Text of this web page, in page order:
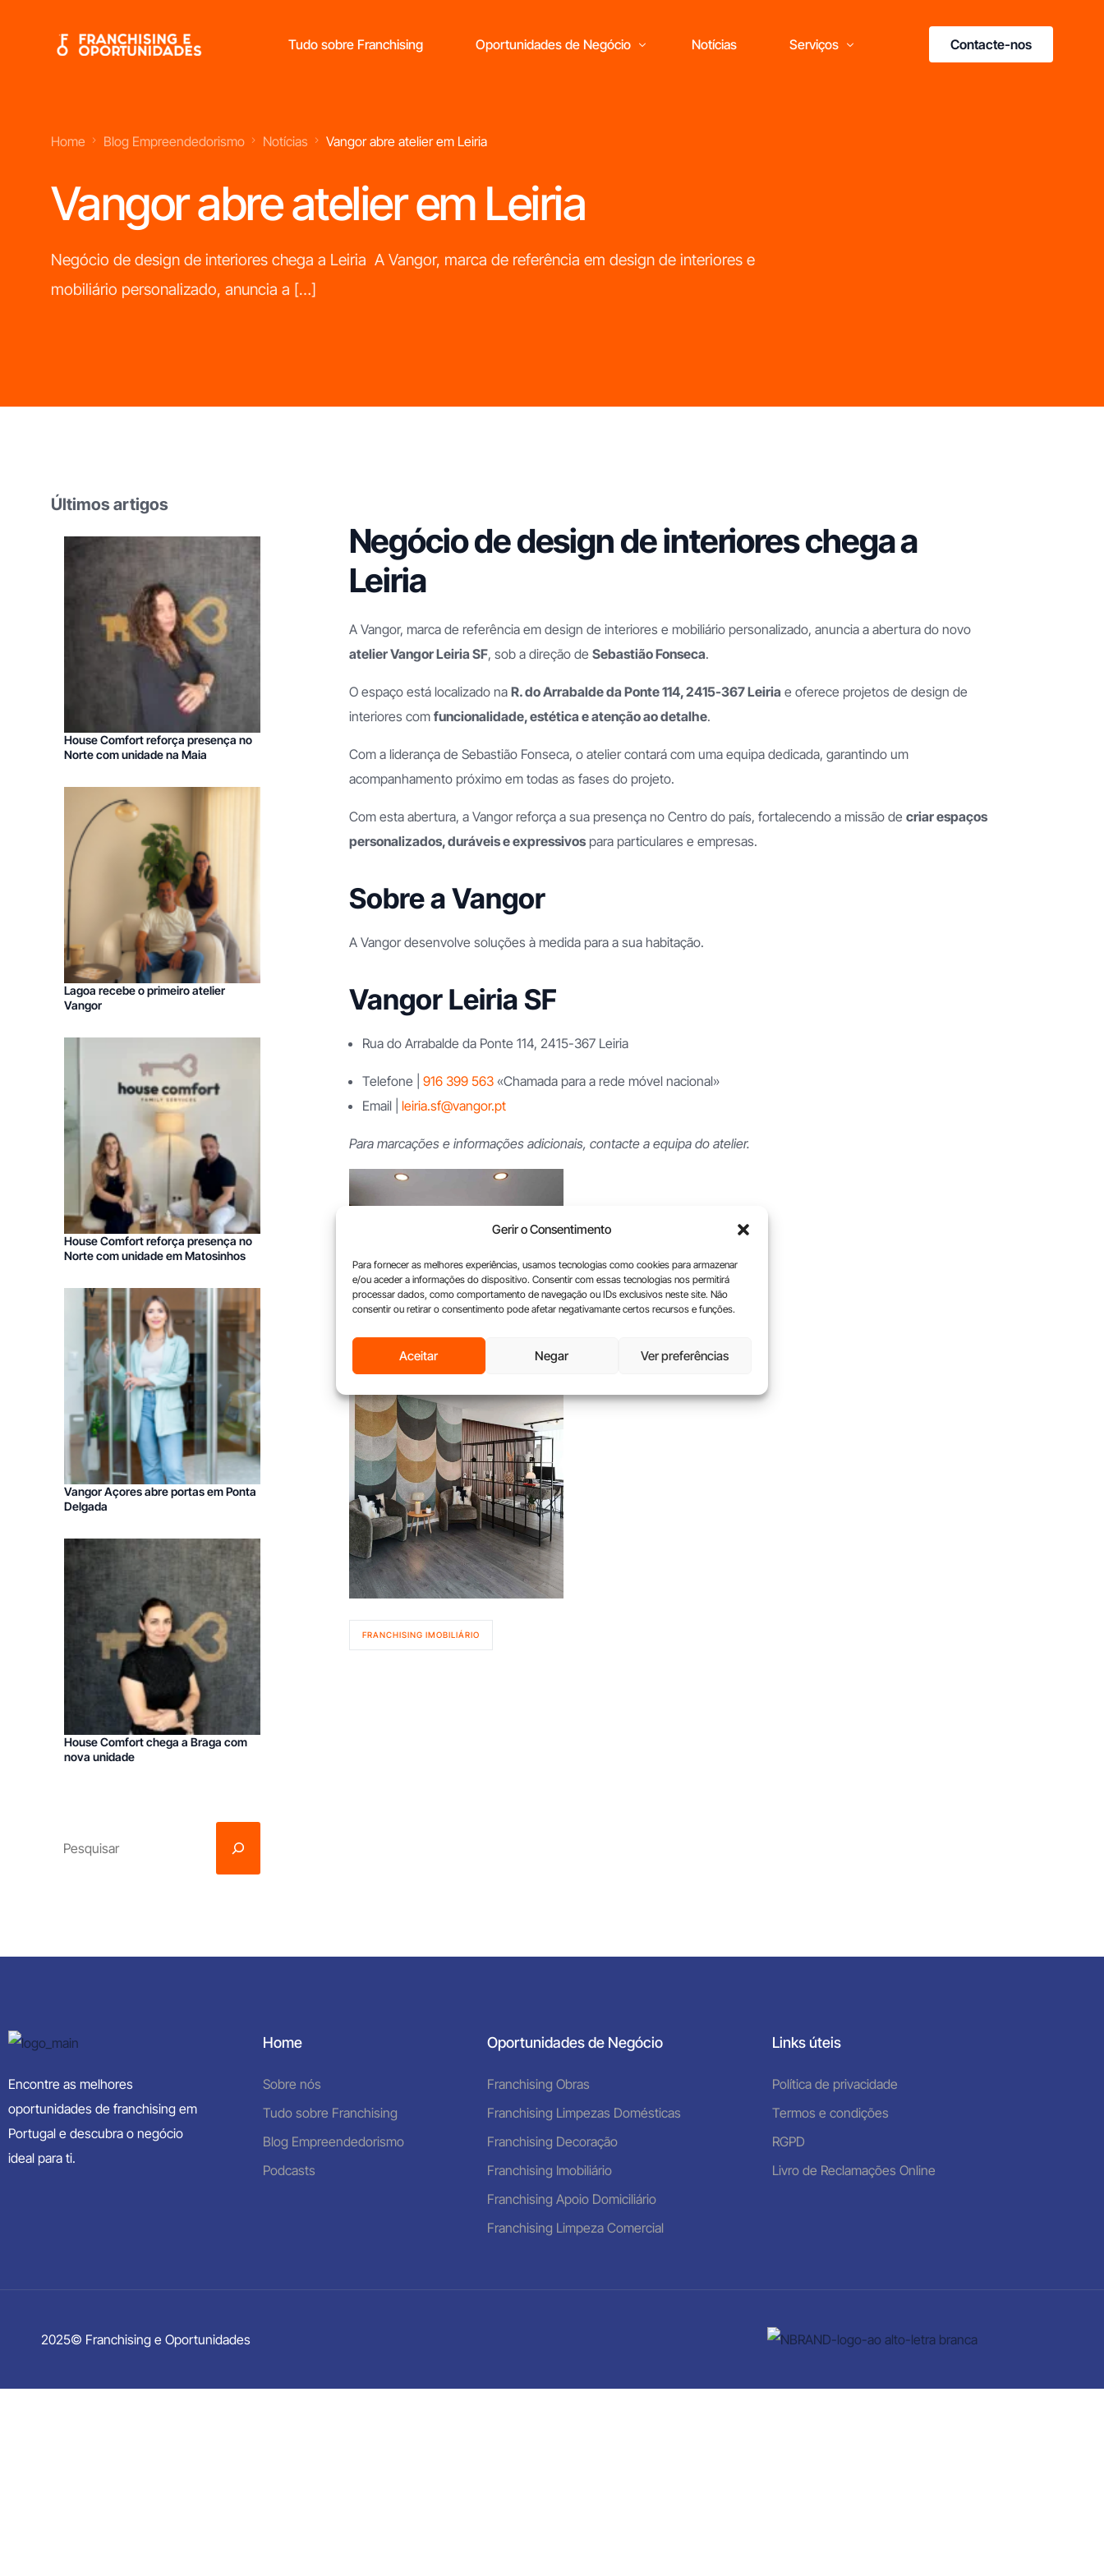
Gerir o Consentimento
Para fornecer as melhores experiências, usamos tecnologias como cookies para armazenar
e/ou aceder a informações do dispositivo. Consentir com essas tecnologias nos permitirá
processar dados, como comportamento de navegação ou IDs exclusivos neste site. Não
consentir ou retirar o consentimento pode afetar negativamante certos recursos e funções.
Aceitar Negar Ver preferências
Tudo sobre Franchising Oportunidades de Negócio
Franchising Imobiliário
Franchising Decoração
Franchising Obras
Franchising Limpezas Comerciais
Está pronto
para abrir o seu
Notícias Serviços Contacte-nos
Home Blog Empreendedorismo Notícias Vangor abre atelier em Leiria
Vangor abre atelier em Leiria
Negócio de design de interiores chega a Leiria A Vangor, marca de referência em design de interiores e
mobiliário personalizado, anuncia a […]
Negócio de design de interiores chega a
Leiria
A Vangor, marca de referência em design de interiores e mobiliário personalizado, anuncia a abertura do novo
atelier Vangor Leiria SF, sob a direção de Sebastião Fonseca.
O espaço está localizado na R. do Arrabalde da Ponte 114, 2415-367 Leiria e oferece projetos de design de
interiores com funcionalidade, estética e atenção ao detalhe.
Com a liderança de Sebastião Fonseca, o atelier contará com uma equipa dedicada, garantindo um
acompanhamento próximo em todas as fases do projeto.
Com esta abertura, a Vangor reforça a sua presença no Centro do país, fortalecendo a missão de criar espaços
personalizados, duráveis e expressivospara particulares e empresas.
Sobre a Vangor
A Vangor desenvolve soluções à medida para a sua habitação.
Vangor Leiria SF
Rua do Arrabalde da Ponte 114, 2415-367 Leiria
Telefone | 916 399 563«Chamada para a rede móvel nacional»
Email | leiria.sf@vangor.pt
Para marcações e informações adicionais, contacte a equipa do atelier.
FRANCHISING IMOBILIÁRIO
Últimos artigos
House Comfort reforça presença no
Norte com unidade na Maia
Lagoa recebe o primeiro atelier
Vangor
House Comfort reforça presença no
Norte com unidade em Matosinhos
Vangor Açores abre portas em Ponta
Delgada
House Comfort chega a Braga com
nova unidade
Encontre as melhores
oportunidades de franchising em
Portugal e descubra o negócio
ideal para ti.
Home
Sobre nós
Tudo sobre Franchising
Blog Empreendedorismo
Podcasts
Oportunidades de Negócio
Franchising Obras
Franchising Limpezas Domésticas
Franchising Decoração
Franchising Imobiliário
Franchising Apoio Domiciliário
Franchising Limpeza Comercial
Links úteis
Política de privacidade
Termos e condições
RGPD
Livro de Reclamações Online
2025© Franchising e Oportunidades